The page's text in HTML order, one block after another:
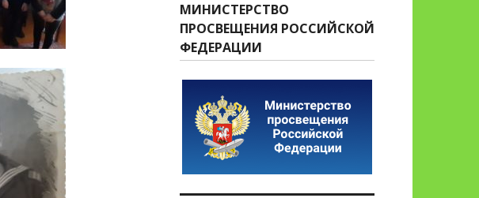
МИНИСТЕРСТВО
ПРОСВЕЩЕНИЯ РОССИЙСКОЙ
ФЕДЕРАЦИИ